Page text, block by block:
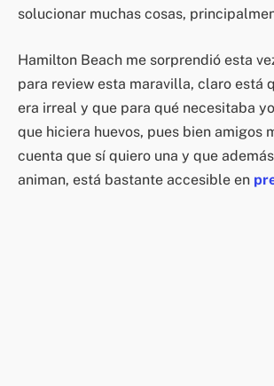
solucionar muchas cosas,
Hamilton Beach me sorprendió esta
para review esta maravilla, claro está
era irreal y que para qué necesitaba
que hiciera huevos, pues bien amigos
cuenta que sí quiero una y que
animan, está bastante accesible en